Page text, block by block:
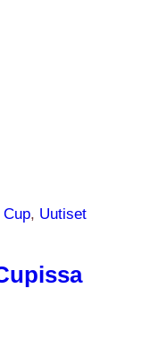
Cup, Uutiset